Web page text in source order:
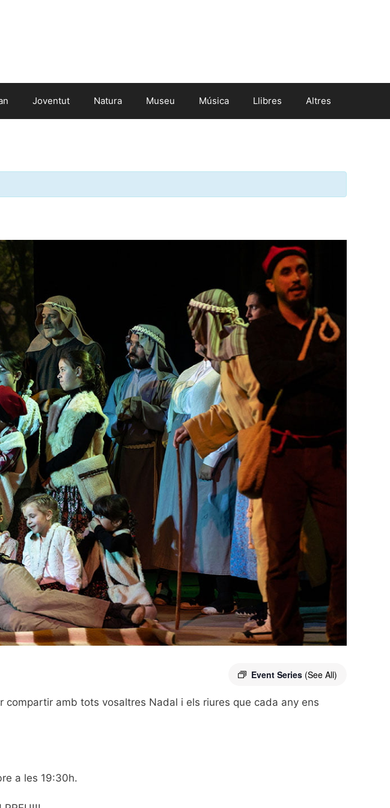
Joventut Natura Museu Música Llibres Altres
Event Series (See All)
amb tots vosaltres Nadal i els riures que cada any ens
a les 19:30h.